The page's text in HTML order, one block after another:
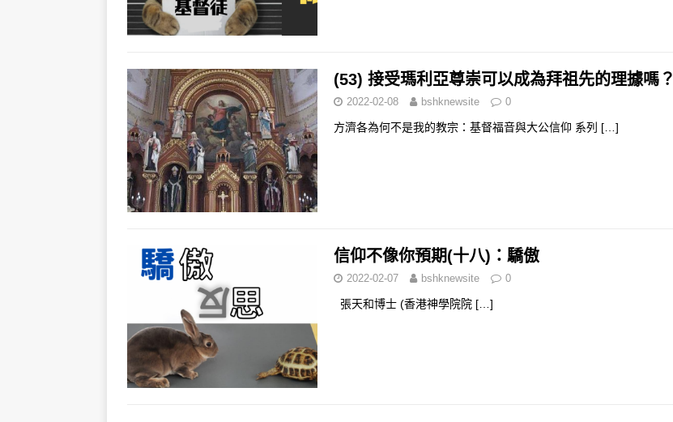
(53) 接受瑪利亞尊崇可以成為拜祖先的理據嗎？
2022-02-08 bshknewsite 0
方濟各為何不是我的教宗：基督福音與大公信仰 系列 […]
信仰不像你預期(十八)：驕傲
2022-02-07 bshknewsite 0
張天和博士 (香港神學院院 […]